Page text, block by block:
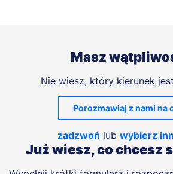
Masz
Nie wiesz, który kierunek
Porozmawiaj z nami na
zadzwoń lub wybierz
Już wiesz, co chcesz